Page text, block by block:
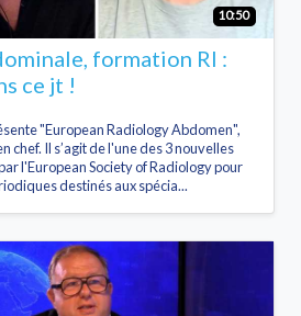
10:50
formation RI :
ce jt !
"European Radiology Abdomen",
chef. Il s’agit de l'une des 3 nouvelles
l'European Society of Radiology pour
destinés aux spécia...